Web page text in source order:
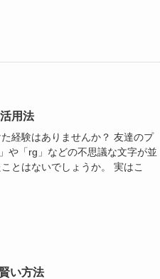
用法
経験はありませんか？ 友達のプ
や「rg」などの不思議な文字が並
とはないでしょうか。 実はこ
い方法